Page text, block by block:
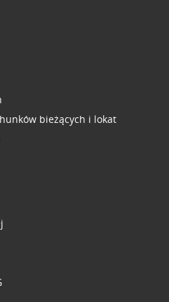
bieżących i lokat